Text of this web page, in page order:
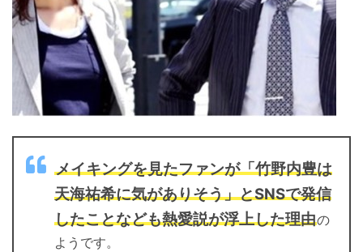
メイキングを見たファンが「竹野内豊は
天海祐希に気がありそう」とSNSで発信
したことなども熱愛説が浮上した理由の
ようです。